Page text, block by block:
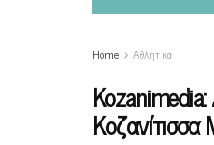
Home Αθλητικά